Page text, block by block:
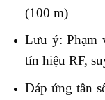
(100 m)
Lưu ý: Phạm
tín hiệu RF,
Đáp ứng tần